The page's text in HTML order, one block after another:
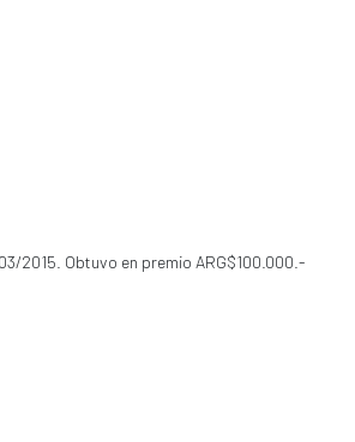
2015. Obtuvo en premio ARG$100.000.-